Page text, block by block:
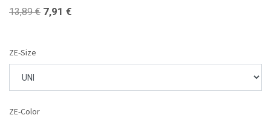
13,89€ 7,91 €
ZE-Size
ZE-Color